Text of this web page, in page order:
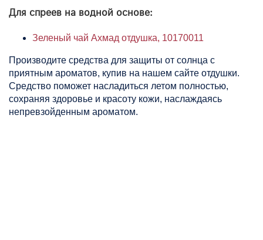
Для спреев на водной основе:
Зеленый чай Ахмад отдушка, 10170011
Производите средства для защиты от солнца с
приятным ароматов, купив на нашем сайте отдушки.
Средство поможет насладиться летом полностью,
сохраняя здоровье и красоту кожи, наслаждаясь
непревзойденным ароматом.